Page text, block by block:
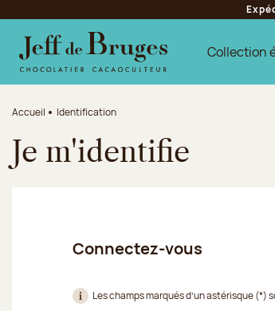
Aller au contenu principal
Aller au pied de page
Collection
Accueil Identification
Je m'identifie
Connectez-vous
Les champs marqués d’un astérisque (*)